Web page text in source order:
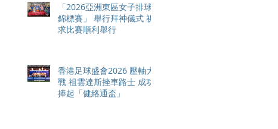
「2026亞洲東區女子排球
錦標賽」 舉行拜神儀式 祈
求比賽順利舉行
香港足球盛會2026 壓軸大
戰 祖雲達斯挫車路士 成功
捧起「健絡通盃」